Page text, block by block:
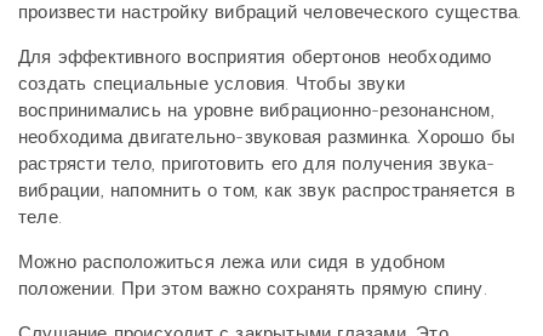
произвести настройку вибраций человеческого существа.
Для эффективного восприятия обертонов необходимо
создать специальные условия. Чтобы звуки
воспринимались на уровне вибрационно-резонансном,
необходима двигательно-звуковая разминка. Хорошо бы
растрясти тело, приготовить его для получения звука-
вибрации, напомнить о том, как звук распространяется в
теле.
Можно расположиться лежа или сидя в удобном
положении. При этом важно сохранять прямую спину.